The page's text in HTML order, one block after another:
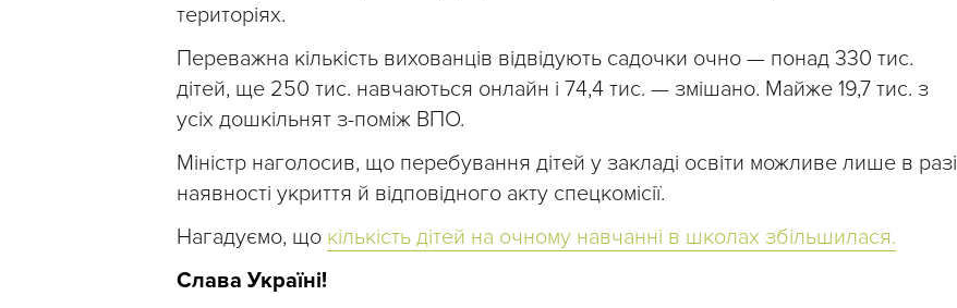
територіях.
Переважна кількість вихованців відвідують садочки очно — понад 330 тис.
дітей, ще 250 тис. навчаються онлайн і 74,4 тис. — змішано. Майже 19,7 тис. з
усіх дошкільнят з-поміж ВПО.
Міністр наголосив, що перебування дітей у закладі освіти можливе лише в разі
наявності укриття й відповідного акту спецкомісії.
Нагадуємо, що кількість дітей на очному навчанні в школах збільшилася.
Слава Україні!